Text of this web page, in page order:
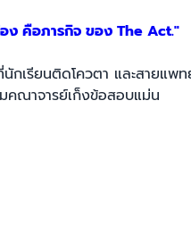
ง คือภารกิจ ของ The Act."
กเรียนติดโควตา และสายแพ
ณาจารย์เก็งข้อสอบแม่น